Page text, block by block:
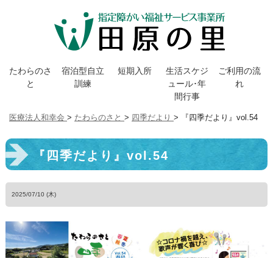
たわらのさ
と
宿泊型自立
訓練
短期入所
生活スケジ
ュール･年
間行事
ご利用の流
れ
医療法人和幸会 > たわらのさと > 四季だより > 『四季だより』vol.54
『四季だより』vol.54
2025/07/10 (木)